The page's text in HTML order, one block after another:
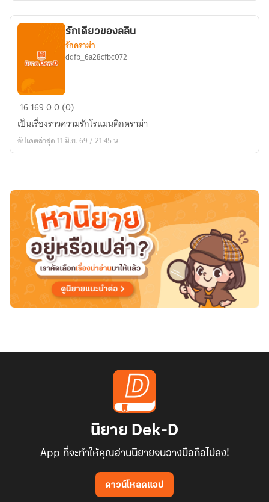
เมฆา
รัก
เดียว
ของ
ลลิน
รักเดียวของลลิน
รักดราม่า
ddfb_6a28cfbc072
1616900 (0)
เป็นเรื่องราวความรักโรแมนติกดราม่า
อัปเดตล่าสุด 11 มิ.ย. 69 / 21:45 น.
นิยาย Dek-D
App ที่จะทำให้คุณอ่านนิยายจนวางมือถือไม่ลง!
ดาวน์โหลดแอป